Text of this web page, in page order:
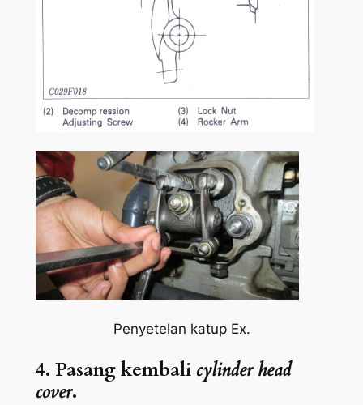
Penyetelan katup Ex.
4. Pasang kembalicylinder head
cover.